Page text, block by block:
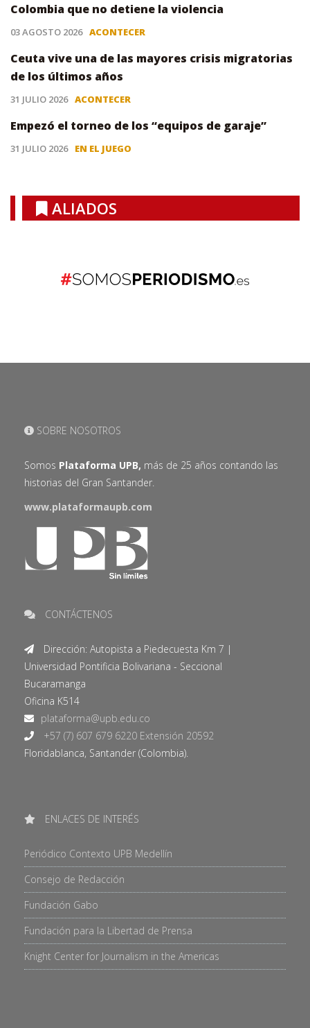
Colombia que no detiene la violencia
03 AGOSTO 2026 ACONTECER
Ceuta vive una de las mayores crisis migratorias
de los últimos años
31 JULIO 2026 ACONTECER
Empezó el torneo de los “equipos de garaje”
31 JULIO 2026 EN EL JUEGO
ALIADOS
SOBRE NOSOTROS
Somos Plataforma UPB, más de 25 años contando las
historias del Gran Santander.
www.plataformaupb.com
CONTÁCTENOS
Dirección: Autopista a Piedecuesta Km 7 |
Universidad Pontificia Bolivariana - Seccional
Bucaramanga
Oficina K514
+57 (7) 607 679 6220 Extensión 20592
Floridablanca, Santander (Colombia).
ENLACES DE INTERÉS
Periódico Contexto UPB Medellín
Consejo de Redacción
Fundación Gabo
Fundación para la Libertad de Prensa
Knight Center for Journalism in the Americas